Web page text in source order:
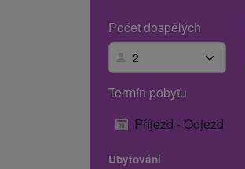
Počet dospělých
Termín pobytu
Příjezd - Odjezd
Ubytování